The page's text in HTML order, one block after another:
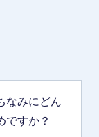
なみにどん
ですか？